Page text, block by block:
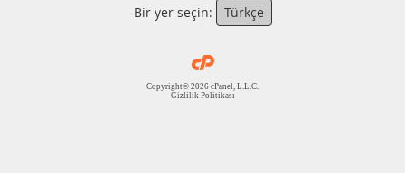
Bir yer seçin: Türkçe
Copyright© 2026 cPanel, L.L.C.
Gizlilik Politikası